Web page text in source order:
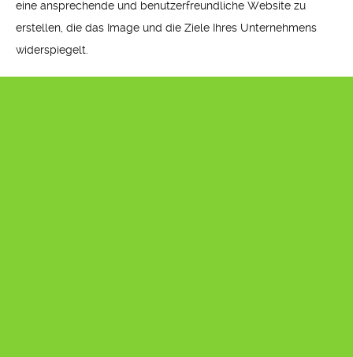
eine ansprechende und benutzerfreundliche Website zu
erstellen, die das Image und die Ziele Ihres Unternehmens
widerspiegelt.